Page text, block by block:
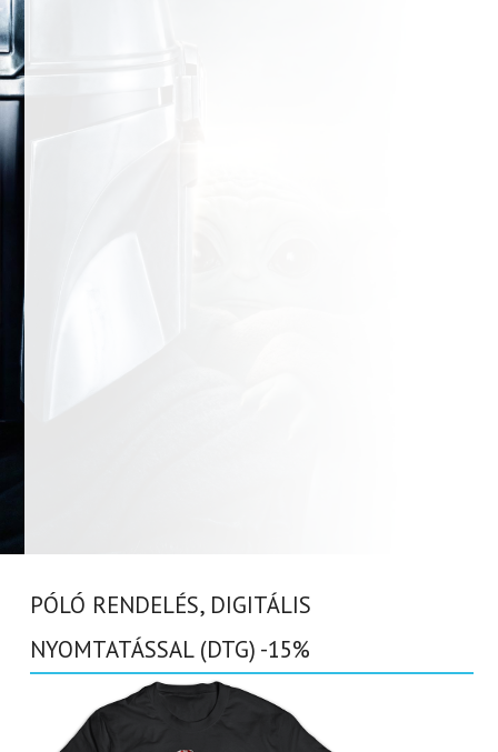
PÓLÓ RENDELÉS, DIGITÁLIS
NYOMTATÁSSAL (DTG) -15%